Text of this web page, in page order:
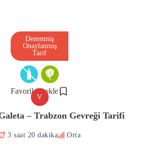
Favorilere ekle
Denenmiş
Onaylanmış
Tarif
V
– Trabzon Gevreği Tarifi
3 saat 20 dakika Orta